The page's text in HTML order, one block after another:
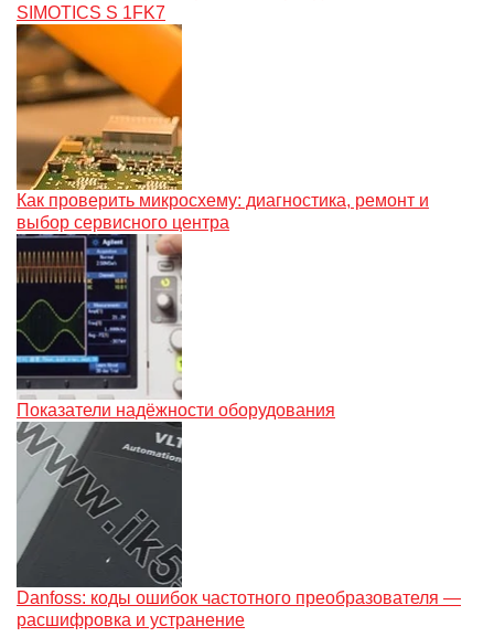
SIMOTICS S 1FK7
Как проверить микросхему: диагностика, ремонт и
выбор сервисного центра
Показатели надёжности оборудования
Danfoss: коды ошибок частотного преобразователя —
расшифровка и устранение